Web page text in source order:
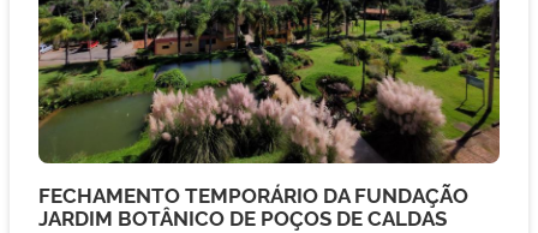
FECHAMENTO TEMPORÁRIO DA FUNDAÇÃO
JARDIM BOTÂNICO DE POÇOS DE CALDAS